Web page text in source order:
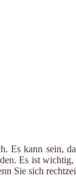
Es kann sein,
Es ist
Sie sich